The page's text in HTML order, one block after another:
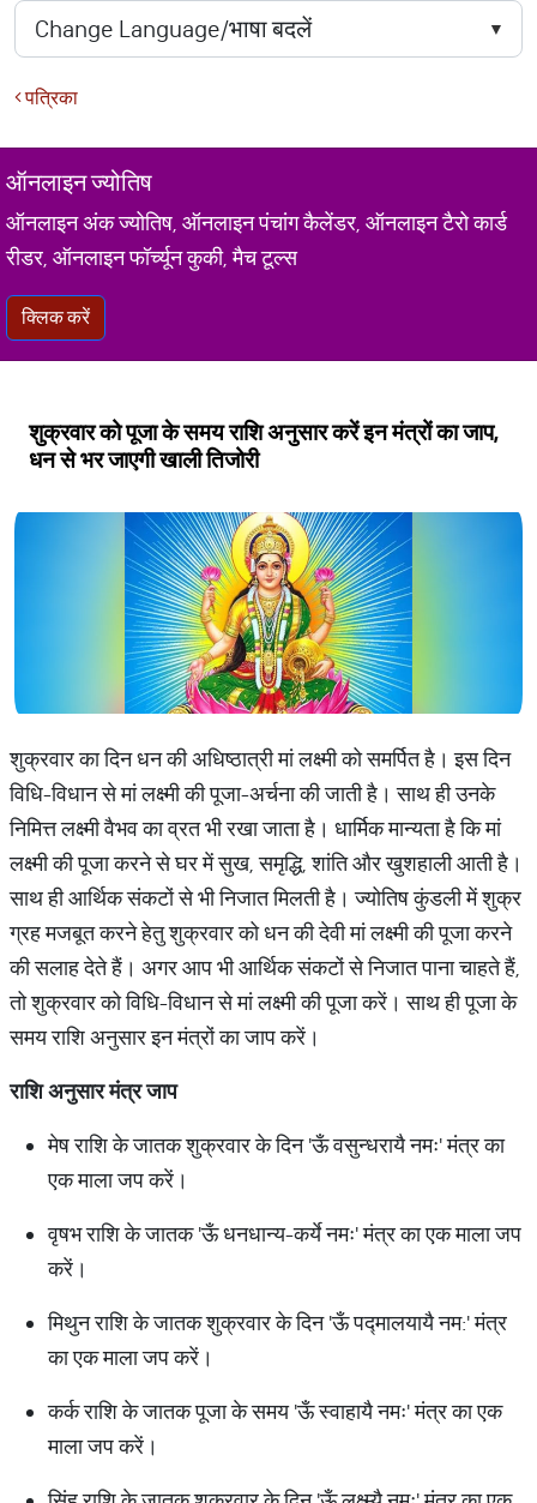
पत्रिका
ऑनलाइन ज्योतिष
ऑनलाइन अंक ज्योतिष, ऑनलाइन पंचांग कैलेंडर, ऑनलाइन टैरो कार्ड
रीडर, ऑनलाइन फॉर्च्यून कुकी, मैच टूल्स
क्लिक करें
शुक्रवार को पूजा के समय राशि अनुसार करें इन मंत्रों का जाप,
धन से भर जाएगी खाली तिजोरी
शुक्रवार का दिन धन की अधिष्ठात्री मां लक्ष्मी को समर्पित है। इस दिन
विधि-विधान से मां लक्ष्मी की पूजा-अर्चना की जाती है। साथ ही उनके
निमित्त लक्ष्मी वैभव का व्रत भी रखा जाता है। धार्मिक मान्यता है कि मां
लक्ष्मी की पूजा करने से घर में सुख, समृद्धि, शांति और खुशहाली आती है।
साथ ही आर्थिक संकटों से भी निजात मिलती है। ज्योतिष कुंडली में शुक्र
ग्रह मजबूत करने हेतु शुक्रवार को धन की देवी मां लक्ष्मी की पूजा करने
की सलाह देते हैं। अगर आप भी आर्थिक संकटों से निजात पाना चाहते हैं,
तो शुक्रवार को विधि-विधान से मां लक्ष्मी की पूजा करें। साथ ही पूजा के
समय राशि अनुसार इन मंत्रों का जाप करें।
राशि अनुसार मंत्र जाप
मेष राशि के जातक शुक्रवार के दिन 'ऊँ वसुन्धरायै नमः' मंत्र का
एक माला जप करें।
वृषभ राशि के जातक 'ऊँ धनधान्य-कर्ये नमः' मंत्र का एक माला जप
करें।
मिथुन राशि के जातक शुक्रवार के दिन 'ऊँ पद्मालयायै नम:' मंत्र
का एक माला जप करें।
कर्क राशि के जातक पूजा के समय 'ऊँ स्वाहायै नमः' मंत्र का एक
माला जप करें।